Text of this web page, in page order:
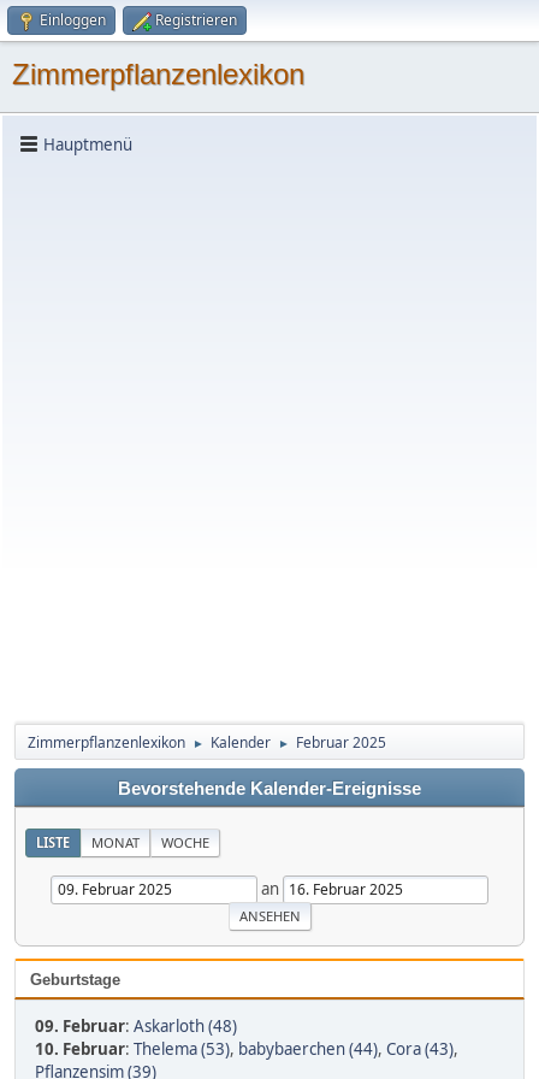
Einloggen Registrieren
Zimmerpflanzenlexikon
Hauptmenü
Zimmerpflanzenlexikon ► Kalender ► Februar 2025
Bevorstehende Kalender-Ereignisse
LISTE MONAT WOCHE
an
Geburtstage
09. Februar: Askarloth (48)
10. Februar: Thelema (53), babybaerchen (44), Cora (43),
Pflanzensim (39)